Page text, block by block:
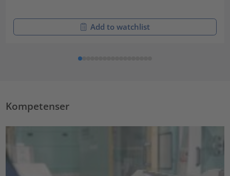
Add to watchlist
Kompetenser